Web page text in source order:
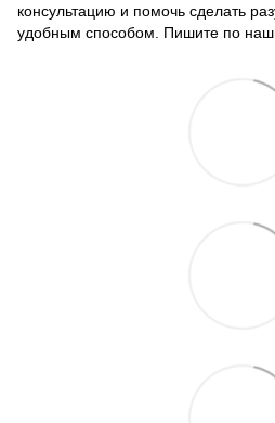
консультацию и помочь сделать
удобным способом. Пишите по